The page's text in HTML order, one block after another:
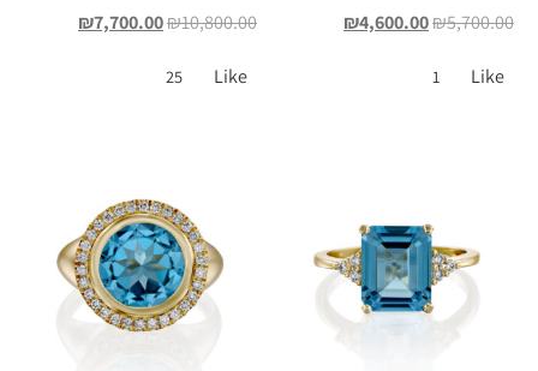
₪5,700.00
₪4,600.00
Like
1
₪10,800.00
₪7,700.00
Like
25